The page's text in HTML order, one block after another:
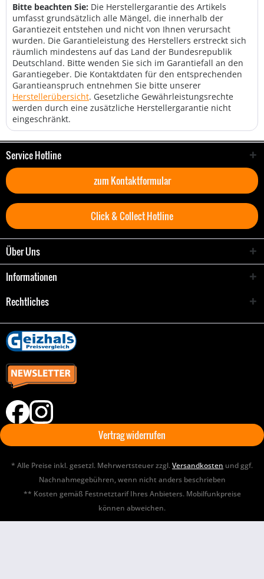
Bitte beachten Sie: Die Herstellergarantie des Artikels
umfasst grundsätzlich alle Mängel, die innerhalb der
Garantiezeit entstehen und nicht von Ihnen verursacht
wurden. Die Garantieleistung des Herstellers erstreckt sich
räumlich mindestens auf das Land der Bundesrepublik
Deutschland. Bitte wenden Sie sich im Garantiefall an den
Garantiegeber. Die Kontaktdaten für den entsprechenden
Garantieanspruch entnehmen Sie bitte unserer
Herstellerübersicht. Gesetzliche Gewährleistungsrechte
werden durch eine zusätzliche Herstellergarantie nicht
eingeschränkt.
Service Hotline
zum Kontaktformular
Click & Collect Hotline
Über Uns
Informationen
Rechtliches
Vertrag widerrufen
* Alle Preise inkl. gesetzl. Mehrwertsteuer zzgl.Versandkosten und ggf.
Nachnahmegebühren, wenn nicht anders beschrieben
** Kosten gemäß Festnetztarif Ihres Anbieters. Mobilfunkpreise
können abweichen.